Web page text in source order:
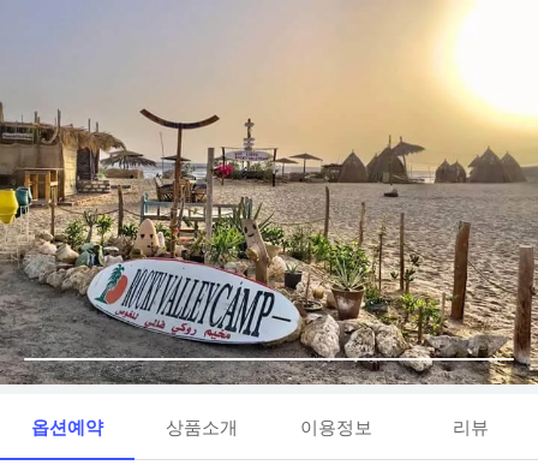
옵션예약 상품소개 이용정보 리뷰